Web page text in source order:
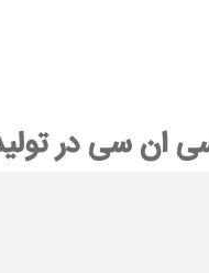
سی ان سی در